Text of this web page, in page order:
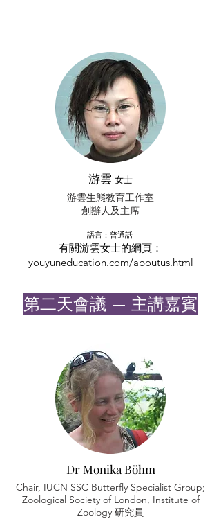
游雲 女士
游雲生態教育工作室
創辦人及主席
語言：普通話
有關游雲女士的網頁：
youyuneducation.com/aboutus.html
​第二天會議 — 主講嘉賓
Dr Monika Böhm
Chair, IUCN SSC Butterfly Specialist Group;
Zoological Society of London, Institute of
Zoology 研究員